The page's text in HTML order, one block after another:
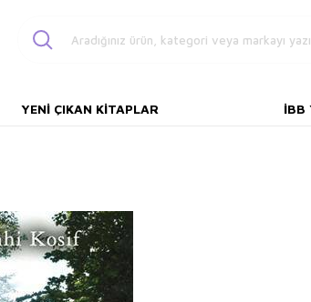
YENI ÇIKAN KITAPLAR İBB